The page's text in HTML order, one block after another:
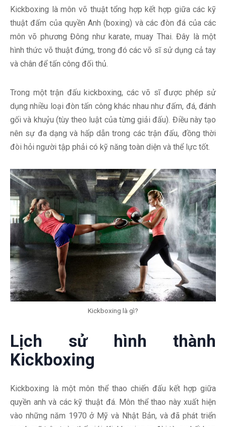
Kickboxing là môn võ thuật tổng hợp kết hợp giữa các kỹ
thuật đấm của quyền Anh (boxing) và các đòn đá của các
môn võ phương Đông như karate, muay Thai. Đây là một
hình thức võ thuật đứng, trong đó các võ sĩ sử dụng cả tay
và chân để tấn công đối thủ.
Trong một trận đấu kickboxing, các võ sĩ được phép sử
dụng nhiều loại đòn tấn công khác nhau như đấm, đá, đánh
gối và khuỷu (tùy theo luật của từng giải đấu). Điều này tạo
nên sự đa dạng và hấp dẫn trong các trận đấu, đồng thời
đòi hỏi người tập phải có kỹ năng toàn diện và thể lực tốt.
Kickboxing là gì?
Lịch sử hình thành
Kickboxing
Kickboxing là một môn thể thao chiến đấu kết hợp giữa
quyền anh và các kỹ thuật đá. Môn thể thao này xuất hiện
vào những năm 1970 ở Mỹ và Nhật Bản, và đã phát triển